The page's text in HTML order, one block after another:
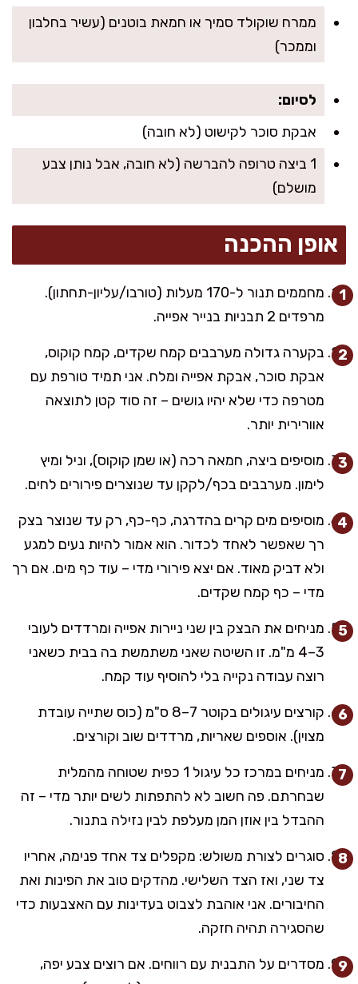
ממרח שוקולד סמיך או חמאת בוטנים (עשיר בחלבון
וממכר)
לסיום:
אבקת סוכר לקישוט (לא חובה)
1 ביצה טרופה להברשה (לא חובה, אבל נותן צבע
מושלם)
אופן ההכנה
מחממים תנור ל-170 מעלות (טורבו/עליון-תחתון).
מרפדים 2 תבניות בנייר אפייה.
בקערה גדולה מערבבים קמח שקדים, קמח קוקוס,
אבקת סוכר, אבקת אפייה ומלח. אני תמיד טורפת עם
מטרפה כדי שלא יהיו גושים – זה סוד קטן לתוצאה
אוורירית יותר.
מוסיפים ביצה, חמאה רכה (או שמן קוקוס), וניל ומיץ
לימון. מערבבים בכף/לקקן עד שנוצרים פירורים לחים.
מוסיפים מים קרים בהדרגה, כף-כף, רק עד שנוצר בצק
רך שאפשר לאחד לכדור. הוא אמור להיות נעים למגע
ולא דביק מאוד. אם יצא פירורי מדי – עוד כף מים. אם רך
מדי – כף קמח שקדים.
מניחים את הבצק בין שני ניירות אפייה ומרדדים לעובי
3–4 מ"מ. זו השיטה שאני משתמשת בה בבית כשאני
רוצה עבודה נקייה בלי להוסיף עוד קמח.
קורצים עיגולים בקוטר 7–8 ס"מ (כוס שתייה עובדת
מצוין). אוספים שאריות, מרדדים שוב וקורצים.
מניחים במרכז כל עיגול 1 כפית שטוחה מהמלית
שבחרתם. פה חשוב לא להתפתות לשים יותר מדי – זה
ההבדל בין אוזן המן מעלפת לבין נזילה בתנור.
סוגרים לצורת משולש: מקפלים צד אחד פנימה, אחריו
צד שני, ואז הצד השלישי. מהדקים טוב את הפינות ואת
החיבורים. אני אוהבת לצבוט בעדינות עם האצבעות כדי
שהסגירה תהיה חזקה.
מסדרים על התבנית עם רווחים. אם רוצים צבע יפה,